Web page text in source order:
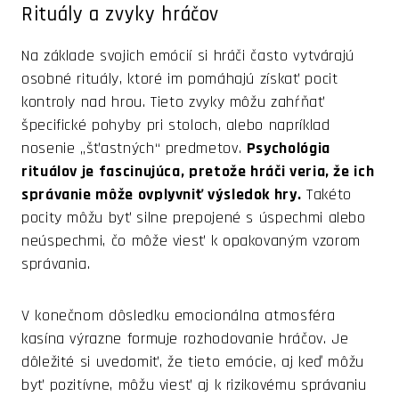
Rituály a zvyky hráčov
Na základe svojich emócií si hráči často vytvárajú
osobné rituály, ktoré im pomáhajú získať pocit
kontroly nad hrou. Tieto zvyky môžu zahŕňať
špecifické pohyby pri stoloch, alebo napríklad
nosenie „šťastných“ predmetov. Psychológia
rituálov je fascinujúca, pretože hráči veria, že ich
správanie môže ovplyvniť výsledok hry. Takéto
pocity môžu byť silne prepojené s úspechmi alebo
neúspechmi, čo môže viesť k opakovaným vzorom
správania.
V konečnom dôsledku emocionálna atmosféra
kasína výrazne formuje rozhodovanie hráčov. Je
dôležité si uvedomiť, že tieto emócie, aj keď môžu
byť pozitívne, môžu viesť aj k rizikovému správaniu